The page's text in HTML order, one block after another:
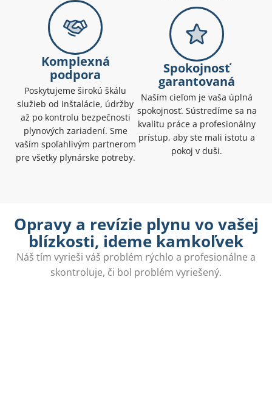
Komplexná
podpora
Poskytujeme širokú škálu
služieb od inštalácie, údržby
až po kontrolu bezpečnosti
plynových zariadení. Sme
vaším spoľahlivým partnerom
pre všetky plynárske potreby.
Spokojnosť
garantovaná
Naším cieľom je vaša úplná
spokojnosť. Sústredíme sa na
kvalitu práce a profesionálny
prístup, aby ste mali istotu a
pokoj v duši.
Opravy a revízie plynu vo vašej
blízkosti, ideme kamkoľvek
Náš tím vyrieši váš problém rýchlo a profesionálne a
skontroluje, či bol problém vyriešený.